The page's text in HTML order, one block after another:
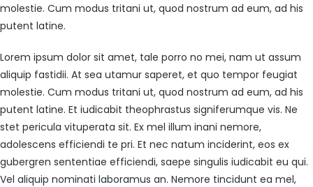
molestie. Cum modus tritani ut, quod nostrum ad eum, ad his
putent latine.
Lorem ipsum dolor sit amet, tale porro no mei, nam ut assum
aliquip fastidii. At sea utamur saperet, et quo tempor feugiat
molestie. Cum modus tritani ut, quod nostrum ad eum, ad his
putent latine. Et iudicabit theophrastus signiferumque vis. Ne
stet pericula vituperata sit. Ex mel illum inani nemore,
adolescens efficiendi te pri. Et nec natum inciderint, eos ex
gubergren sententiae efficiendi, saepe singulis iudicabit eu qui.
Vel aliquip nominati laboramus an. Nemore tincidunt ea mel,